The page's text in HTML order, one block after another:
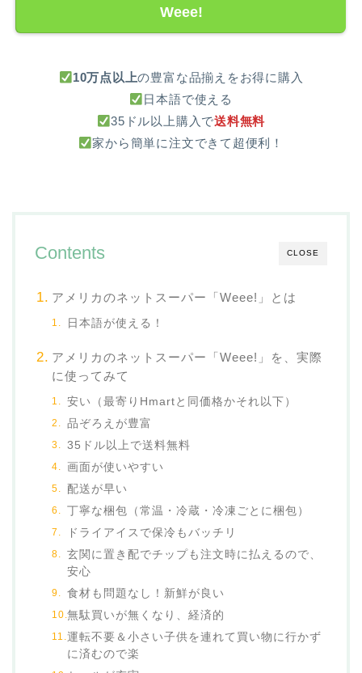
Weee!
10万点以上の豊富な品揃えをお得に購入
日本語で使える
35ドル以上購入で送料無料
家から簡単に注文できて超便利！
CLOSE
Contents
アメリカのネットスーパー「Weee!」とは
日本語が使える！
アメリカのネットスーパー「Weee!」を、実際
に使ってみて
安い（最寄りHmartと同価格かそれ以下）
品ぞろえが豊富
35ドル以上で送料無料
画面が使いやすい
配送が早い
丁寧な梱包（常温・冷蔵・冷凍ごとに梱包）
ドライアイスで保冷もバッチリ
玄関に置き配でチップも注文時に払えるので、
安心
食材も問題なし！新鮮が良い
無駄買いが無くなり、経済的
運転不要＆小さい子供を連れて買い物に行かず
に済むので楽